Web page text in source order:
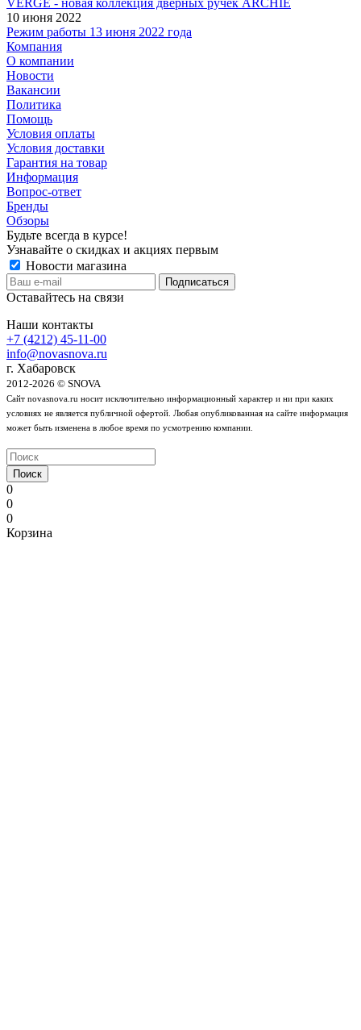
10 июня 2022
Режим работы 13 июня 2022 года
Компания
О компании
Новости
Вакансии
Политика
Помощь
Условия оплаты
Условия доставки
Гарантия на товар
Информация
Вопрос-ответ
Бренды
Обзоры
Будьте всегда в курсе!
Узнавайте о скидках и акциях первым
Новости магазина
Оставайтесь на связи
Наши контакты
+7 (4212) 45-11-00
info@novasnova.ru
г. Хабаровск
2012-2026 © SNOVA
Сайт novasnova.ru носит исключительно информационный характер и ни при каких
условиях не является публичной офертой. Любая опубликованная на сайте информация
может быть изменена в любое время по усмотрению компании.
Поиск
0
0
0
Корзина